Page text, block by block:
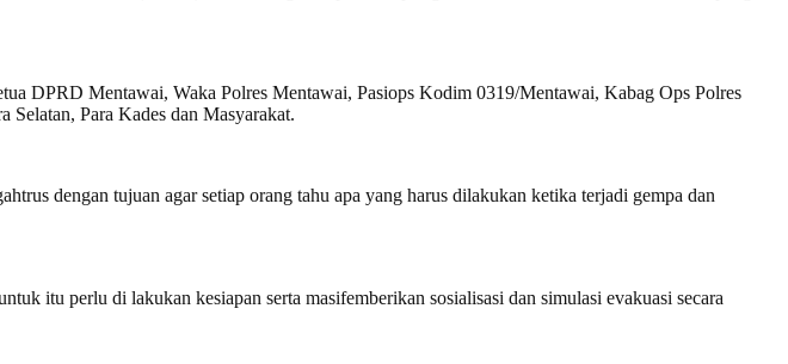
DPRD Mentawai, Waka Polres Mentawai, Pasiops Kodim 0319/Mentawai, Kabag Ops Polres
Para Kades dan Masyarakat.
dengan tujuan agar setiap orang tahu apa yang harus dilakukan ketika terjadi gempa dan
itu perlu di lakukan kesiapan serta masifemberikan sosialisasi dan simulasi evakuasi secara